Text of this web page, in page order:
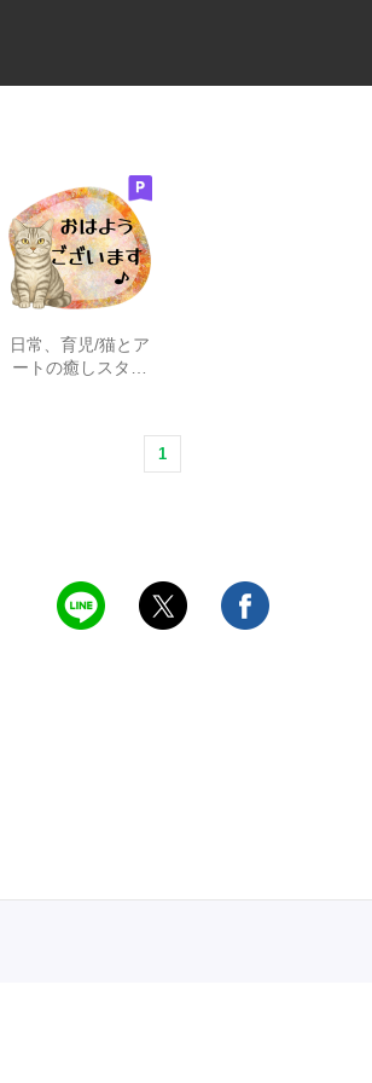
日常、育児/猫とア
ートの癒しスタン
1